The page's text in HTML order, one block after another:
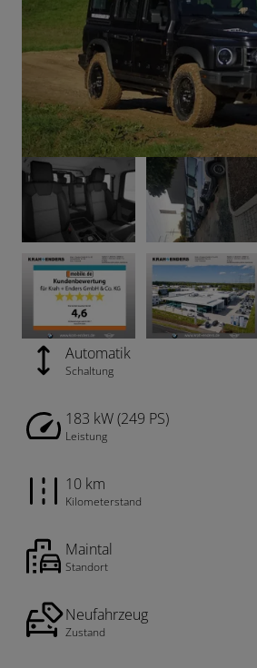
Automatik
Schaltung
183 kW (249 PS)
Leistung
10 km
Kilometerstand
Maintal
Standort
Neufahrzeug
Zustand